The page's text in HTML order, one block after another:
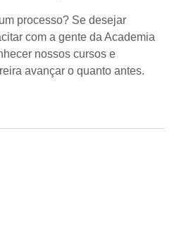
processo? Se desejar
com a gente da Academia
nossos cursos e
avançar o quanto antes.